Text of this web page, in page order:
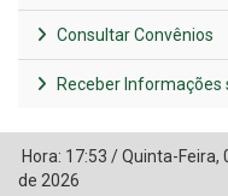
Consultar Convênios
Receber Informações
Hora: 17:53 /Quinta-Feira,
de 2026